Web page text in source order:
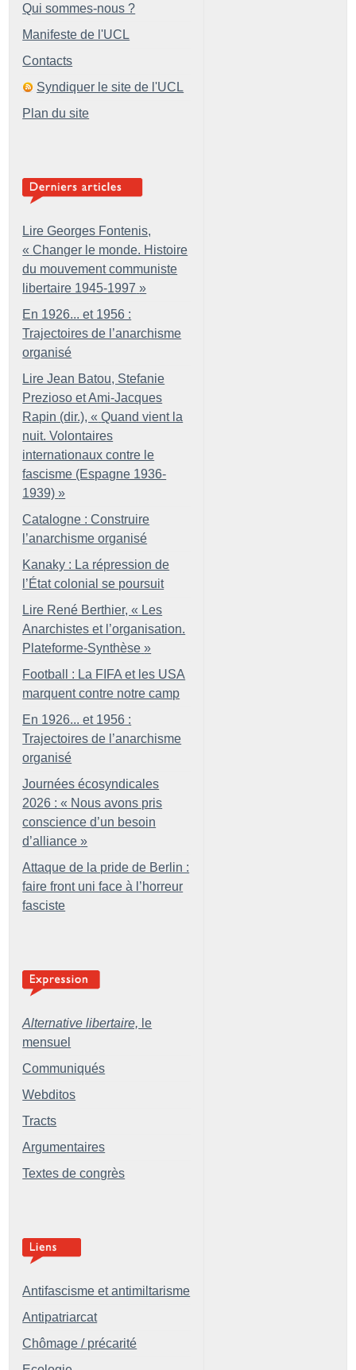
Qui sommes-nous ?
Manifeste de l'UCL
Contacts
Syndiquer le site de l'UCL
Plan du site
Lire Georges Fontenis,
« Changer le monde. Histoire
du mouvement communiste
libertaire 1945-1997 »
En 1926... et 1956 :
Trajectoires de l’anarchisme
organisé
Lire Jean Batou, Stefanie
Prezioso et Ami-Jacques
Rapin (dir.), « Quand vient la
nuit. Volontaires
internationaux contre le
fascisme (Espagne 1936-
1939) »
Catalogne : Construire
l’anarchisme organisé
Kanaky : La répression de
l’État colonial se poursuit
Lire René Berthier, « Les
Anarchistes et l’organisation.
Plateforme-Synthèse »
Football : La FIFA et les USA
marquent contre notre camp
En 1926... et 1956 :
Trajectoires de l’anarchisme
organisé
Journées écosyndicales
2026 : « Nous avons pris
conscience d’un besoin
d’alliance »
Attaque de la pride de Berlin :
faire front uni face à l’horreur
fasciste
Alternative libertaire, le
mensuel
Communiqués
Webditos
Tracts
Argumentaires
Textes de congrès
Antifascisme et antimiltarisme
Antipatriarcat
Chômage / précarité